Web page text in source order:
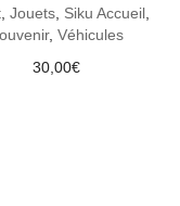
,Jouets, Siku Accueil,
,Véhicules
30,00€